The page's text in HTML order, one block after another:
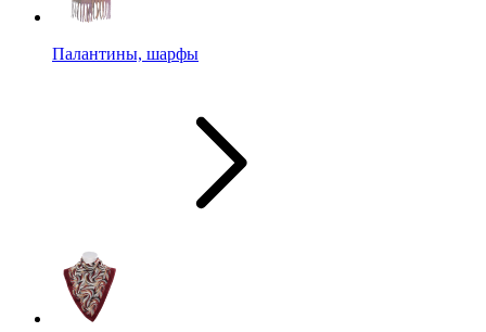
Палантины, шарфы